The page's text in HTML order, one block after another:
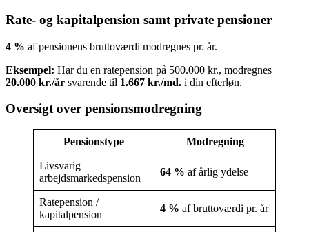
Rate- og kapitalpension samt private pensioner
4 % af pensionens bruttoværdi modregnes pr. år.
Eksempel: Har du en ratepension på 500.000 kr., modregnes
20.000 kr./år svarende til 1.667 kr./md. i din efterløn.
Oversigt over pensionsmodregning
Pensionstype Modregning
Livsvarig
arbejdsmarkedspension
64 % af årlig ydelse
Ratepension /
kapitalpension
4 % af bruttoværdi pr. år